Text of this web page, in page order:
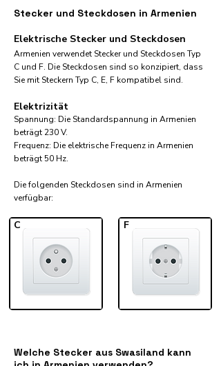
Stecker und Steckdosen in Armenien
Elektrische Stecker und Steckdosen
Armenien verwendet Stecker und Steckdosen Typ
C und F. Die Steckdosen sind so konzipiert, dass
Sie mit Steckern Typ C, E, F kompatibel sind.
Elektrizität
Spannung: Die Standardspannung in Armenien
beträgt 230 V.
Frequenz: Die elektrische Frequenz in Armenien
beträgt 50 Hz.
Die folgenden Steckdosen sind in Armenien
verfügbar:​
C F
Welche Stecker aus Swasiland kann